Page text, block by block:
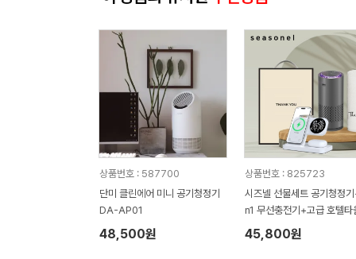
상품번호 : 587700
단미 클린에어 미니 공기청정기
DA-AP01
48,500원
상품번호 : 825723
시즈넬 선물세트 공기청정
n1 무선충전기+고급 호텔
hank You)
45,800원